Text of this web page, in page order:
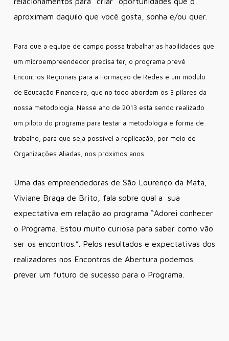
aproximam daquilo que você gosta, sonha e/ou quer.
Para que a equipe de campo possa trabalhar as habilidades que
um microempreendedor precisa ter, o programa prevê
Encontros Regionais para a Formação de Redes e um módulo
de Educação Financeira, que no todo abordam os 3 pilares da
nossa metodologia. Nesse ano de 2013 está sendo realizado
um piloto do programa para testar a metodologia e forma de
trabalho, para que seja possível a replicação, por meio de
Organizações Aliadas, nos próximos anos.
Uma das empreendedoras de São Lourenço da Mata,
Viviane Braga de Brito, fala sobre qual a sua
expectativa em relação ao programa “Adorei conhecer
o Programa. Estou muito curiosa para saber como vão
ser os encontros.”. Pelos resultados e expectativas dos
realizadores nos Encontros de Abertura podemos
prever um futuro de sucesso para o Programa.